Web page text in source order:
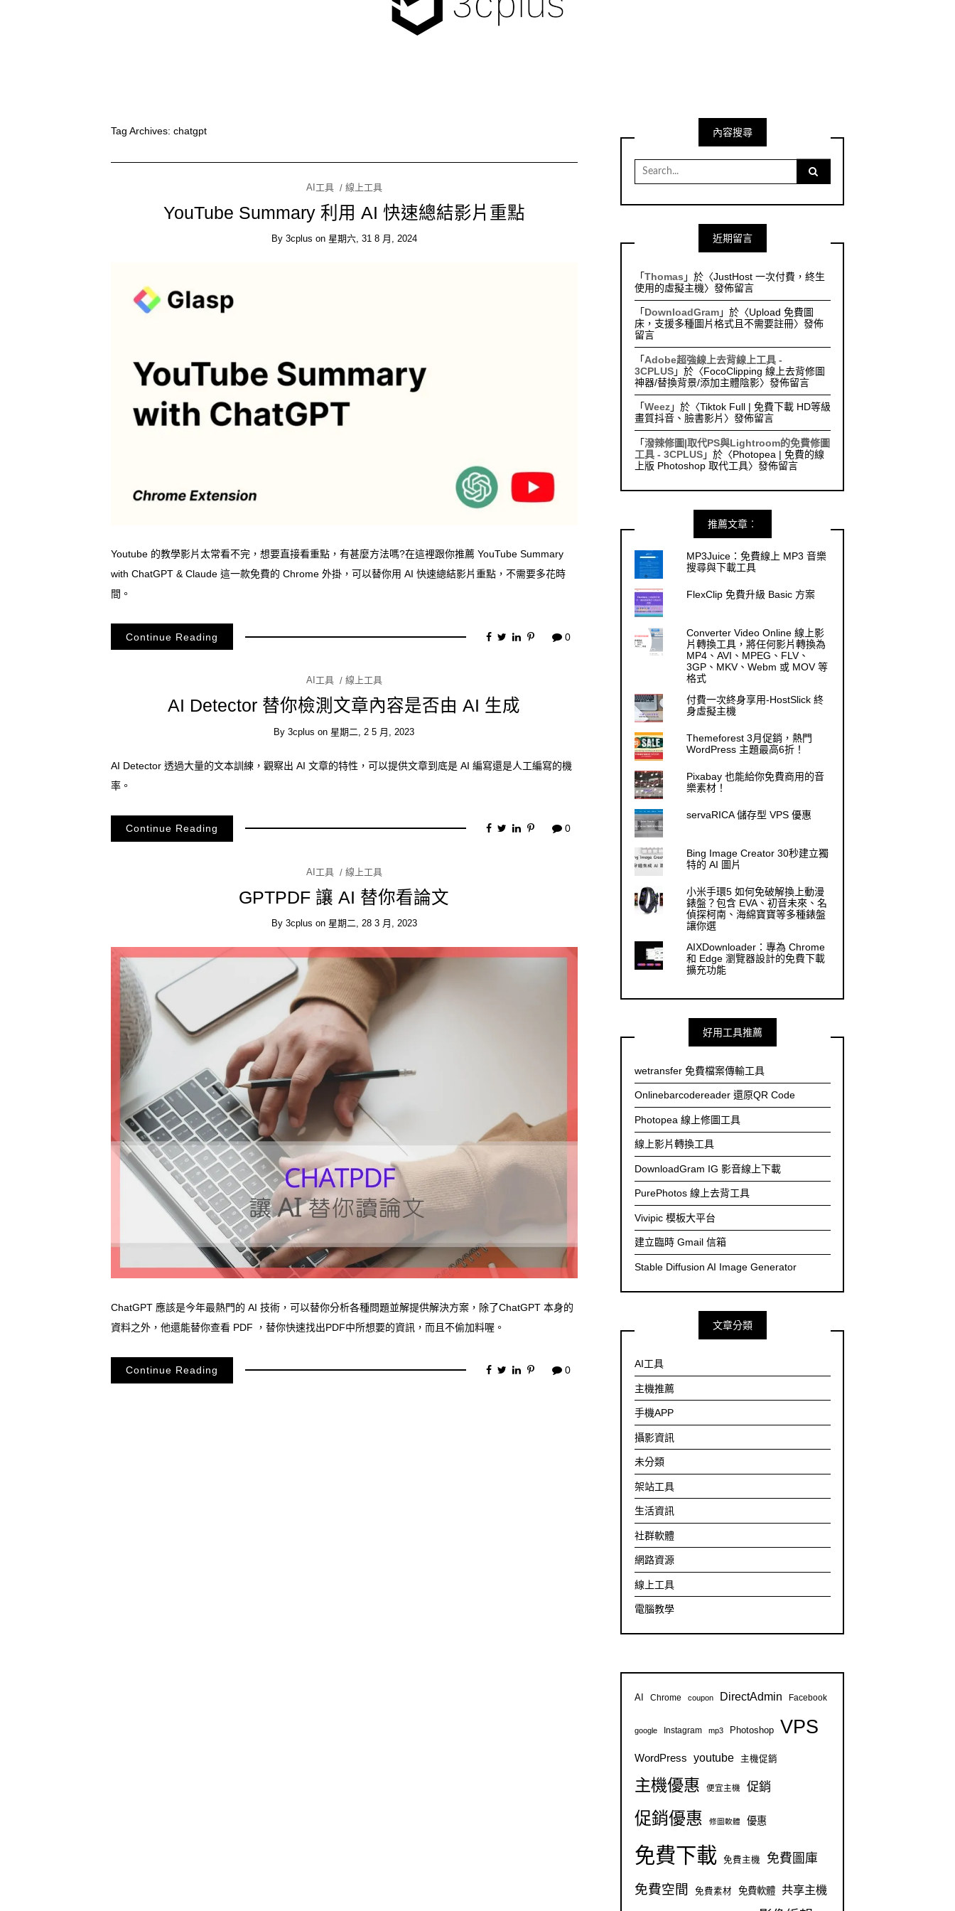
Tag Archives: chatgpt
AI工具 線上工具
YouTube Summary 利用 AI 快速總結影片重點
By 3cplus on 星期六, 31 8 月, 2024
Youtube 的教學影片太常看不完，想要直接看重點，有甚麼方法嗎?在這裡跟你推薦 YouTube Summary
with ChatGPT & Claude 這一款免費的 Chrome 外掛，可以替你用 AI 快速總結影片重點，不需要多花時
間。
Continue Reading 0
AI工具 線上工具
AI Detector 替你檢測文章內容是否由 AI 生成
By3cplus on星期二, 2 5 月, 2023
AI Detector 透過大量的文本訓練，觀察出 AI 文章的特性，可以提供文章到底是 AI 編寫還是人工編寫的機
率。
Continue Reading 0
AI工具 線上工具
GPTPDF 讓 AI 替你看論文
By 3cplus on 星期二, 28 3 月, 2023
ChatGPT 應該是今年最熱門的 AI 技術，可以替你分析各種問題並解提供解決方案，除了ChatGPT 本身的
資料之外，他還能替你查看 PDF ，替你快速找出PDF中所想要的資訊，而且不偷加料喔。
Continue Reading 0
內容搜尋
Search
for:
近期留言
「Thomas 」於〈JustHost 一次付費，終生
使用的虛擬主機〉發佈留言
「 DownloadGram」於〈Upload 免費圖
床，支援多種圖片格式且不需要註冊〉發佈
留言
「 Adobe超強線上去背線上工具 -
3CPLUS」於〈FocoClipping 線上去背修圖
神器/替換背景/添加主體陰影〉發佈留言
「Weez」於〈Tiktok Full | 免費下載 HD等級
畫質抖音、臉書影片 〉發佈留言
「潑辣修圖|取代PS與Lightroom的免費修圖
工具 - 3CPLUS」於〈Photopea | 免費的線
上版 Photoshop 取代工具〉發佈留言
推薦文章︰
MP3Juice：免費線上 MP3 音樂
搜尋與下載工具
FlexClip 免費升級 Basic 方案
Converter Video Online 線上影
片轉換工具，將任何影片轉換為
MP4、AVI、MPEG、FLV、
3GP、MKV、Webm 或 MOV 等
格式
付費一次終身享用-HostSlick 終
身虛擬主機
Themeforest 3月促銷，熱門
WordPress 主題最高6折！
Pixabay 也能給你免費商用的音
樂素材！
servaRICA 儲存型 VPS 優惠
Bing Image Creator 30秒建立獨
特的 AI 圖片
小米手環5 如何免破解換上動漫
錶盤？包含 EVA、初音未來、名
偵探柯南、海綿寶寶等多種錶盤
讓你選
AIXDownloader：專為 Chrome
和 Edge 瀏覽器設計的免費下載
擴充功能
好用工具推薦
wetransfer 免費檔案傳輸工具
Onlinebarcodereader 還原QR Code
Photopea 線上修圖工具
線上影片轉換工具
DownloadGram IG 影音線上下載
PurePhotos 線上去背工具
Vivipic 模板大平台
建立臨時 Gmail 信箱
Stable Diffusion AI Image Generator
文章分類
AI工具
主機推薦
手機APP
攝影資訊
未分類
架站工具
生活資訊
社群軟體
網路資源
線上工具
電腦教學
AI Chrome coupon DirectAdmin Facebook
google Instagram mp3 Photoshop VPS
WordPress youtube 主機促銷
主機優惠 便宜主機 促銷
促銷優惠 修圖軟體 優惠
免費下載 免費主機 免費圖庫
免費空間 免費素材 免費軟體 共享主機